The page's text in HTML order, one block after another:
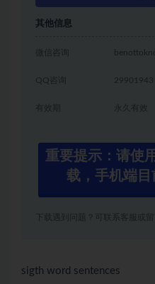
其他信息
微信咨询
QQ咨询 29901943
有效期 永久有效
重要提示：请使
载，手机端目
下载遇到问题？可联系客服或留
sigth word sentences